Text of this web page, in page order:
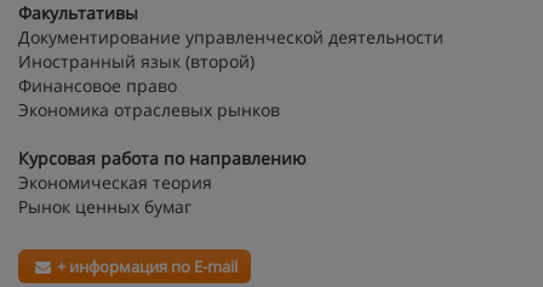
Факультативы
Документирование управленческой деятельности
Иностранный язык (второй)
Финансовое право
Экономика отраслевых рынков
Курсовая работа по направлению
Экономическая теория
Рынок ценных бумаг
+ информация по E-mail